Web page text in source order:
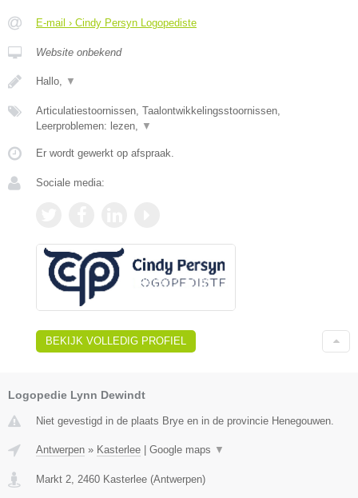
E-mail › Cindy Persyn Logopediste
Website onbekend
Hallo, ▼
Articulatiestoornissen, Taalontwikkelingsstoornissen,
Leerproblemen: lezen,
▼
Er wordt gewerkt op afspraak.
Sociale media:
BEKIJK VOLLEDIG PROFIEL
Logopedie Lynn Dewindt
Niet gevestigd in de plaats Brye en in de provincie Henegouwen.
Antwerpen » Kasterlee Google maps ▼
Markt 2, 2460 Kasterlee (Antwerpen)